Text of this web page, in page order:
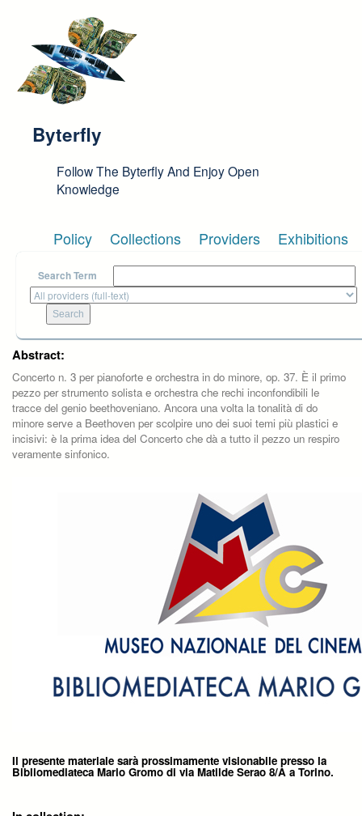
Byterfly
Follow The Byterfly And Enjoy Open
Knowledge
Policy Collections Providers Exhibitions
Search Term
Abstract:
Concerto n. 3 per pianoforte e orchestra in do minore, op. 37. È il primo
pezzo per strumento solista e orchestra che rechi inconfondibili le
tracce del genio beethoveniano. Ancora una volta la tonalità di do
minore serve a Beethoven per scolpire uno dei suoi temi più plastici e
incisivi: è la prima idea del Concerto che dà a tutto il pezzo un respiro
veramente sinfonico.
Il presente materiale sarà prossimamente visionabile presso la
Bibliomediateca Mario Gromo di via Matilde Serao 8/A a Torino.